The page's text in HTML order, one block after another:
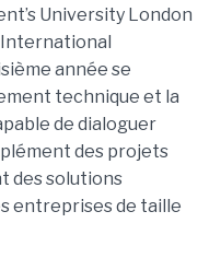
University London
année se
technique et la
de dialoguer
des projets
des solutions
entreprises de taille